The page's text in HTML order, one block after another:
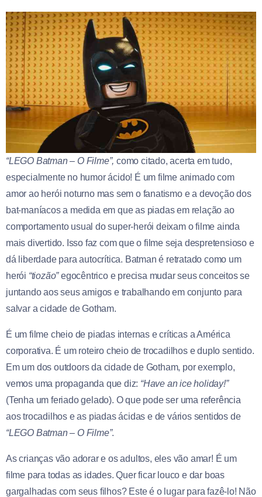
“LEGO Batman – O Filme”, como citado, acerta em tudo,
especialmente no humor ácido! É um filme animado com
amor ao herói noturno mas sem o fanatismo e a devoção dos
bat-maníacos a medida em que as piadas em relação ao
comportamento usual do super-herói deixam o filme ainda
mais divertido. Isso faz com que o filme seja despretensioso e
dá liberdade para autocrítica. Batman é retratado como um
herói “tiozão”egocêntrico e precisa mudar seus conceitos se
juntando aos seus amigos e trabalhando em conjunto para
salvar a cidade de Gotham.
É um filme cheio de piadas internas e críticas a América
corporativa. É um roteiro cheio de trocadilhos e duplo sentido.
Em um dos outdoors da cidade de Gotham, por exemplo,
vemos uma propaganda que diz: “Have an ice holiday!”
(Tenha um feriado gelado). O que pode ser uma referência
aos trocadilhos e as piadas ácidas e de vários sentidos de
“LEGO Batman – O Filme”.
As crianças vão adorar e os adultos, eles vão amar! É um
filme para todas as idades. Quer ficar louco e dar boas
gargalhadas com seus filhos? Este é o lugar para fazê-lo! Não